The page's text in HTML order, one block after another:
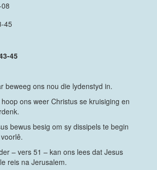
45
45
beweeg ons nou die lydenstyd in.
ons weer Christus se kruisiging en
bewus besig om sy dissipels te begin
– vers 51 – kan ons lees dat Jesus
reis na Jerusalem.